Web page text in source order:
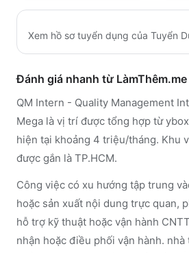
Xem hồ sơ tuyển dụng của Tuyển
Đánh giá nhanh từ LàmThêm.me
QM Intern - Quality Management
Mega là vị trí được tổng hợp từ
hiện tại khoảng 4 triệu/tháng. Khu
được gắn là TP.HCM.
Công việc có xu hướng tập trung
hoặc sản xuất nội dung trực quan,
hỗ trợ kỹ thuật hoặc vận hành
nhận hoặc điều phối vận hành.